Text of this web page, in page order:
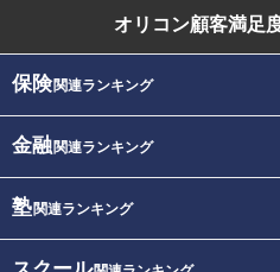
オリコン顧客満足
保険関連ランキング
金融関連ランキング
塾関連ランキング